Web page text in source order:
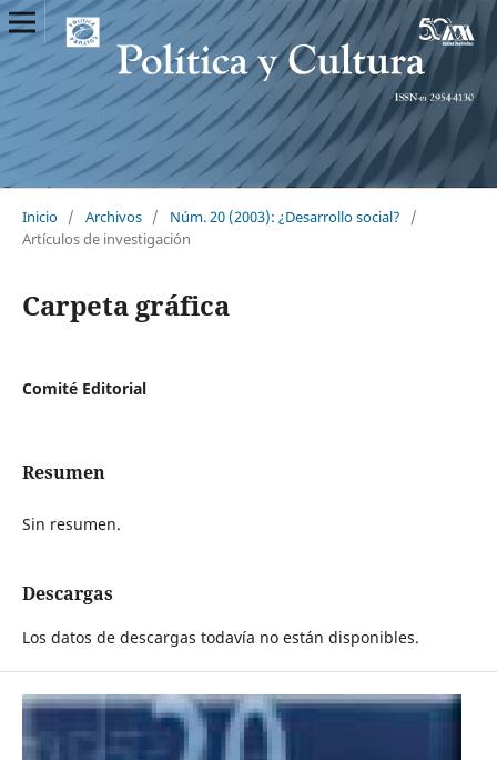
Inicio / Archivos / Núm. 20 (2003): ¿Desarrollo social?
/
Artículos de investigación
Carpeta gráfica
Comité Editorial
Resumen
Sin resumen.
Descargas
Los datos de descargas todavía no están disponibles.